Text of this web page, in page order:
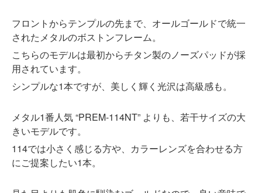
フロントからテンプルの先まで、オールゴールドで統一
されたメタルのボストンフレーム。
こちらのモデルは最初からチタン製のノーズパッドが採
用されています。
シンプルな1本ですが、美しく輝く光沢は高級感も。
メタル1番人気 “PREM-114NT” よりも、若干サイズの大
きいモデルです。
114では小さく感じる方や、カラーレンズを合わせる方
にご提案したい1本。